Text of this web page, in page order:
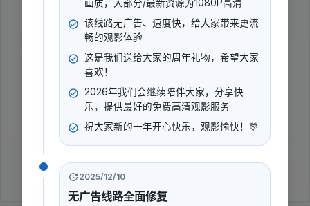
导演:
曹盾
演员:
尚筱菊
立即播放
画质，大部分/最新资源为1080P高清
该线路无广告、速度快，给大家带来更流
畅的观影体验
这是我们送给大家的周年礼物，希望大家
喜欢！
2026年我们会继续陪伴大家，分享快
乐，提供最好的免费高清观影服务
祝大家新的一年开心快乐，观影愉快！🎊
2025/12/10
无广告线路全面修复